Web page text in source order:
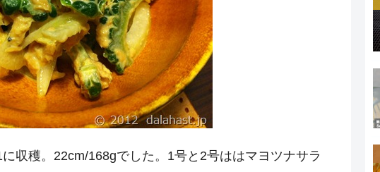
収穫。22cm/168gでした。1号と2号ははマヨツナサラ